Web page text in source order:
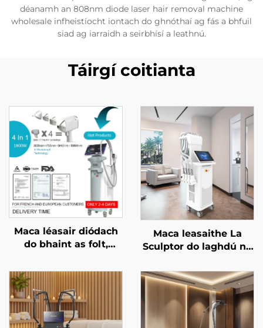
déanamh an 808nm diode laser hair removal machine
wholesale infheistíocht iontach do ghnóthaí ag fás a bhfuil
siad ag iarraidh a seirbhísí a leathnú.
Táirgí coitianta
Maca léasair diódach
do bhaint as folt,
ag an MDR, agus ag an
MDSAP, 600W, 1200W,
1800W, 3000W, 4 i 1, le
spásanna in ionadú,
755 nm, 808 nm, 940
Maca leasaithe La
Sculptor do laghdú na
le léasair diódach 1060
nm, do chruthú an
chorpais agus do chur
i mbárr an bholgáin